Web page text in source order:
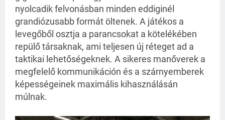
nyolcadik felvonásban minden eddiginél
grandiózusabb formát öltenek. A játékos a
levegőből osztja a parancsokat a kötelékében
repülő társaknak, ami teljesen új réteget ad a
taktikai lehetőségeknek. A sikeres manőverek a
megfelelő kommunikáción és a szárnyemberek
képességeinek maximális kihasználásán
múlnak.